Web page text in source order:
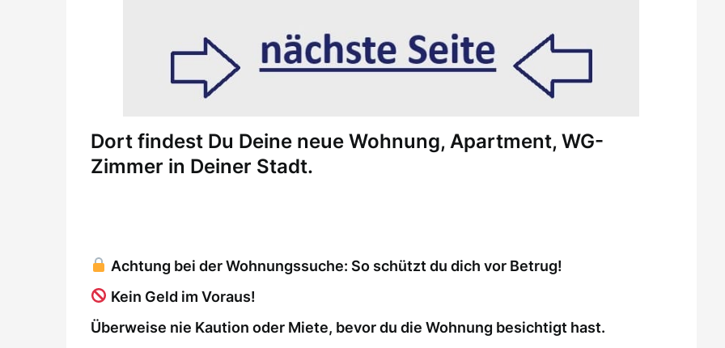
Dort findest Du Deine neue Wohnung, Apartment, WG-
Zimmer in Deiner Stadt.
Achtung bei der Wohnungssuche: So schützt du dich vor Betrug!
Kein Geld im Voraus!
Überweise nie Kaution oder Miete, bevor du die Wohnung besichtigt hast.